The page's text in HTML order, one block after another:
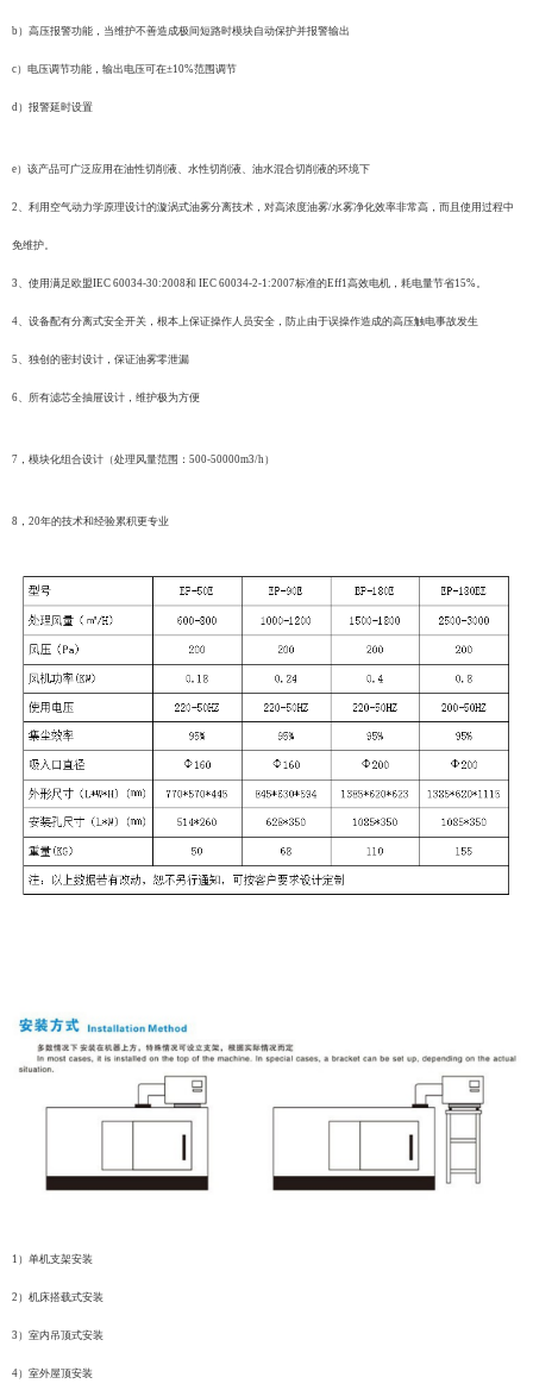
b）高压报警功能，当维护不善造成极间短路时模块自动保护并报警输出
c）电压调节功能，输出电压可在±10%范围调节
d）报警延时设置
e）该产品可广泛应用在油性切削液、水性切削液、油水混合切削液的环境下
2、利用空气动力学原理设计的漩涡式油雾分离技术，对高浓度油雾/水雾净化效率非常高，而且使用过程中
免维护。
3、使用满足欧盟IEC 60034-30:2008和 IEC 60034-2-1:2007标准的Eff1高效电机，耗电量节省15%。
4、设备配有分离式安全开关，根本上保证操作人员安全，防止由于误操作造成的高压触电事故发生
5、独创的密封设计，保证油雾零泄漏
6、所有滤芯全抽屉设计，维护极为方便
7，模块化组合设计（处理风量范围：500-50000m3/h）
8，20年的技术和经验累积更专业
1）单机支架安装
2）机床搭载式安装
3）室内吊顶式安装
4）室外屋顶安装